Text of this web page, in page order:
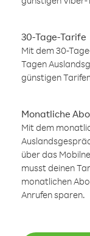
30-Tage-Tarife
Mit dem 30-
Tagen
günstigen
Monatliche
Mit dem
über das
musst deinen
monatlichen
Anrufen sparen.